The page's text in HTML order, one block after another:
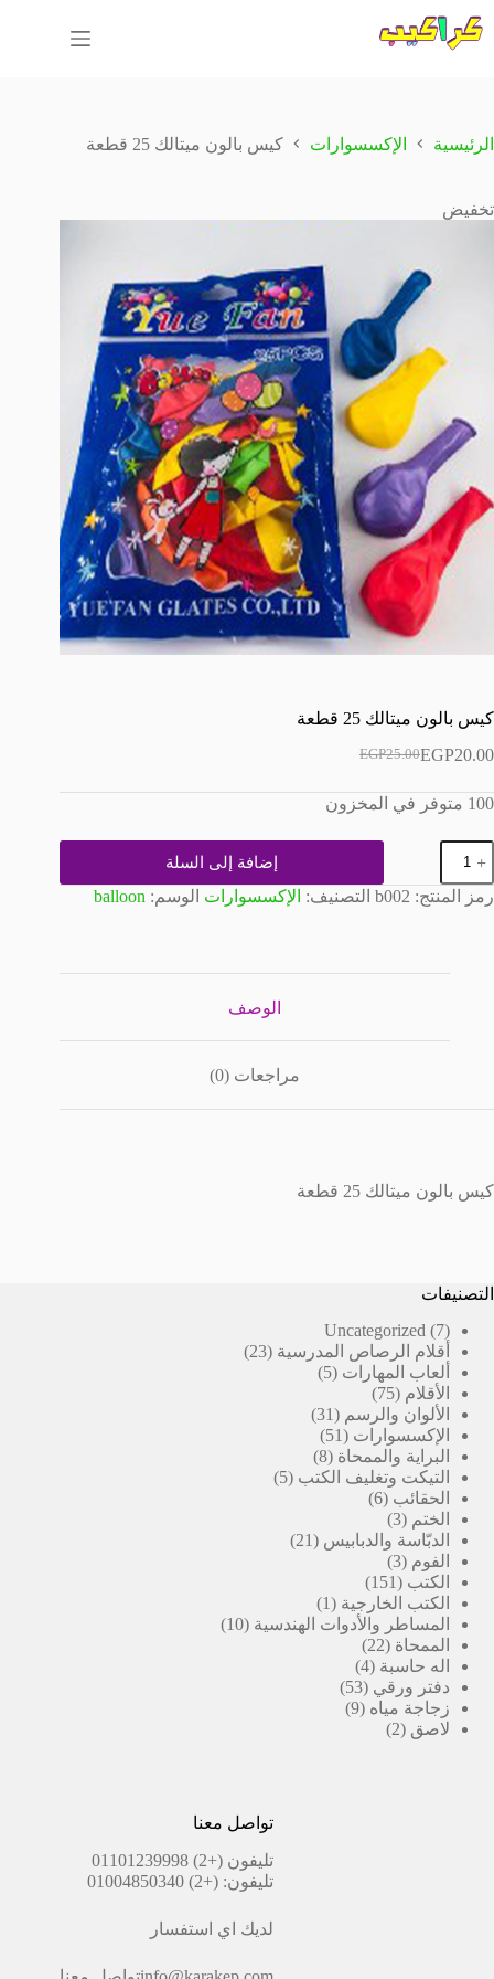
إلى
المحتوى
الرئيسية الإكسسوارات كيس بالون ميتالك 25 قطعة
تخفيض
كيس بالون ميتالك 25 قطعة
EGP25.00
السعر
هو:
EGP20.00
السعر
هو:
100 متوفر في المخزون
كمية
كيس
بالون
ميتالك
إضافة إلى السلة
رمز المنتج: b002 التصنيف: الإكسسوارات الوسم: balloon
الوصف
مراجعات (0)
كيس بالون ميتالك 25 قطعة
التصنيفات
Uncategorized
7
7
منتجات
أقلام الرصاص المدرسية 23
23
ألعاب المهارات 5
5
الأقلام 75
75
منتج
الألوان والرسم 31
31
الإكسسوارات 51
51
منتج
البراية والممحاة 8
8
منتجاتالتيكت وتغليف الكتب 5
5
الحقائب 6
6
الختم 3
3
منتجات
الدبّاسة والدبابيس 21
21
الفوم 3
3
منتجات
الكتب 151
151
منتج
الكتب الخارجية 1
منتج
المساطر والأدوات الهندسية 10
10
الممحاة 22
22
منتج
اله حاسبة 4
4
منتجات
دفتر ورقي 53
53
منتج
زجاجة مياه 9
9
لاصق 2
2
تواصل معنا
تليفون(+2) 01101239998
تليفون: (+2) 01004850340
لديك اي استفسار